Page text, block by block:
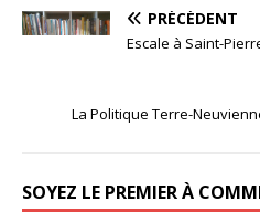
PRÉCÉDENT
Escale à Saint-
La Politique Terre-
SOYEZ LE PREMIER À